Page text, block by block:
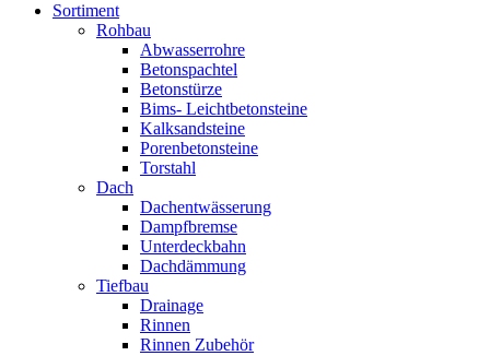
Sortiment
Rohbau
Abwasserrohre
Betonspachtel
Betonstürze
Bims- Leichtbetonsteine
Kalksandsteine
Porenbetonsteine
Torstahl
Dach
Dachentwässerung
Dampfbremse
Unterdeckbahn
Dachdämmung
Tiefbau
Drainage
Rinnen
Rinnen Zubehör